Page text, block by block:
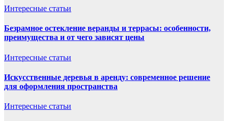
Интересные статьи
Безрамное остекление веранды и террасы: особенности,
преимущества и от чего зависят цены
Интересные статьи
Искусственные деревья в аренду: современное решение
для оформления пространства
Интересные статьи